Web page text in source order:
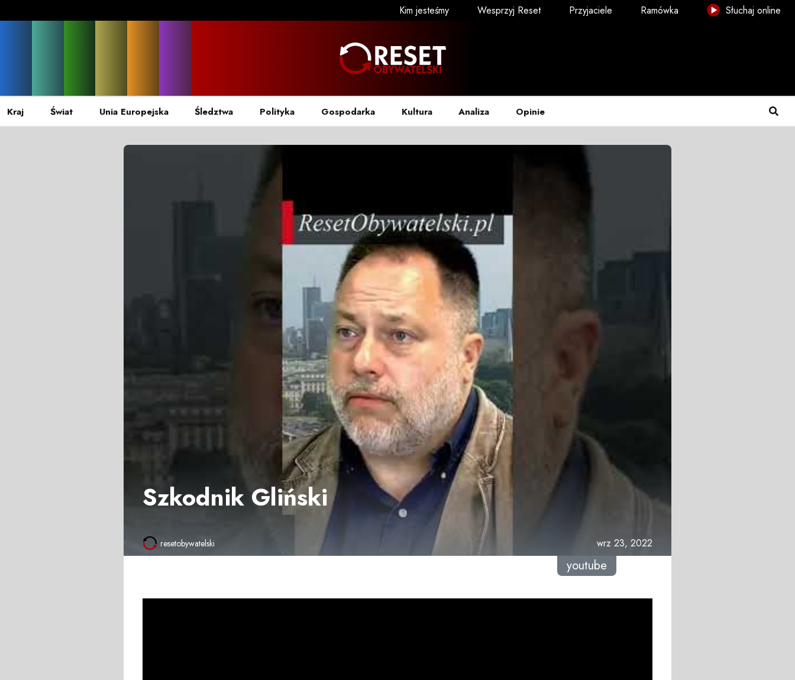
Kim jesteśmy Wesprzyj Reset Przyjaciele Ramówka Słuchaj online
Kraj Świat Unia Europejska Śledztwa Polityka Gospodarka Kultura Analiza Opinie
Szkodnik Gliński
resetobywatelski wrz 23, 2022
youtube